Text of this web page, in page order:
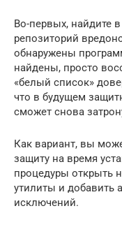
Во-первых, найдите
репозиторий
обнаружены
найдены, просто
«белый список»
что в будущем
сможет снова
Как вариант, вы
защиту на время
процедуры открыть
утилиты и добавить
исключений.